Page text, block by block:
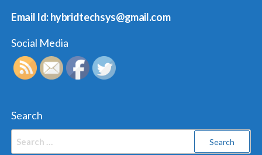
Email Id: hybridtechsys@gmail.com
Social Media
Search